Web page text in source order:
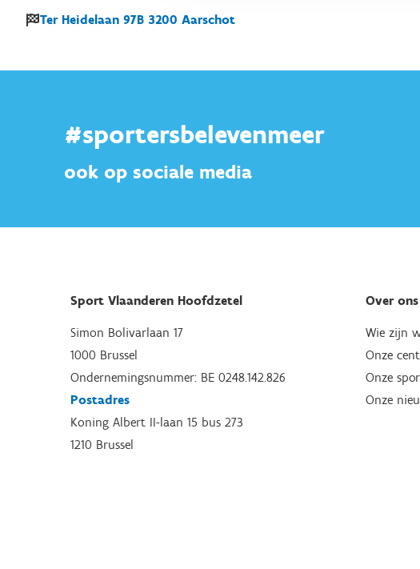
Ter Heidelaan 97B 3200 Aarschot
#sportersbelevenmeer
ook op sociale media
Sport Vlaanderen Hoofdzetel
Simon Bolivarlaan 17
1000 Brussel
Ondernemingsnummer: BE 0248.142.826
Postadres
Koning Albert II-laan 15 bus 273
1210 Brussel
Over ons
Wie zijn
Onze
Onze
Onze